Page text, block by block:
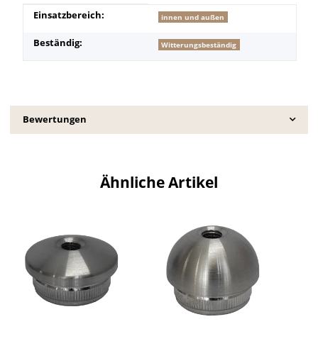
Produkteigenschaft
Wert
Einsatzbereich: innen und außen
Beständig: Witterungsbeständig
Bewertungen
Ähnliche Artikel